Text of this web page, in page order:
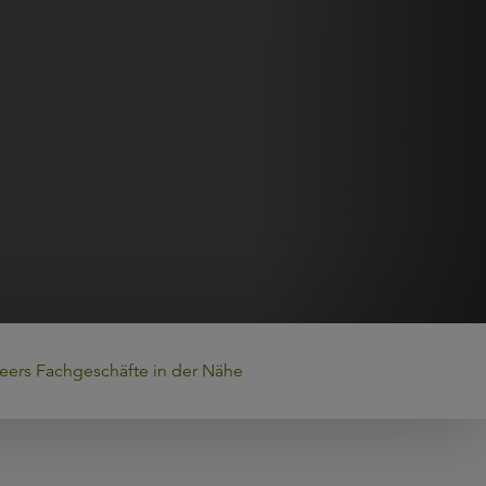
Fachgeschäfte in der Nähe